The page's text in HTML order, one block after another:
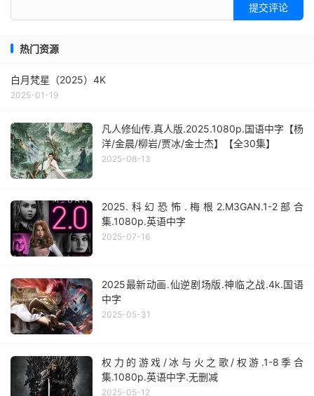
提交评论
热门资源
白月梵星（2025）4K
2025-01-19
凡人修仙传.真人版.2025.1080p.国语中字【杨
洋/金晨/柳岩/贾冰/金士杰】【全30集】
2025-08-13
2025.科幻恐怖.梅根2.M3GAN.1-2部合
集.1080p.英语中字
2025-07-16
2025最新动画.仙逆剧场版.神临之战.4k.国语
中字
2025-05-31
权力的游戏/冰与火之歌/权游.1-8季合
集.1080p.英语中字.无删减
2025-05-12